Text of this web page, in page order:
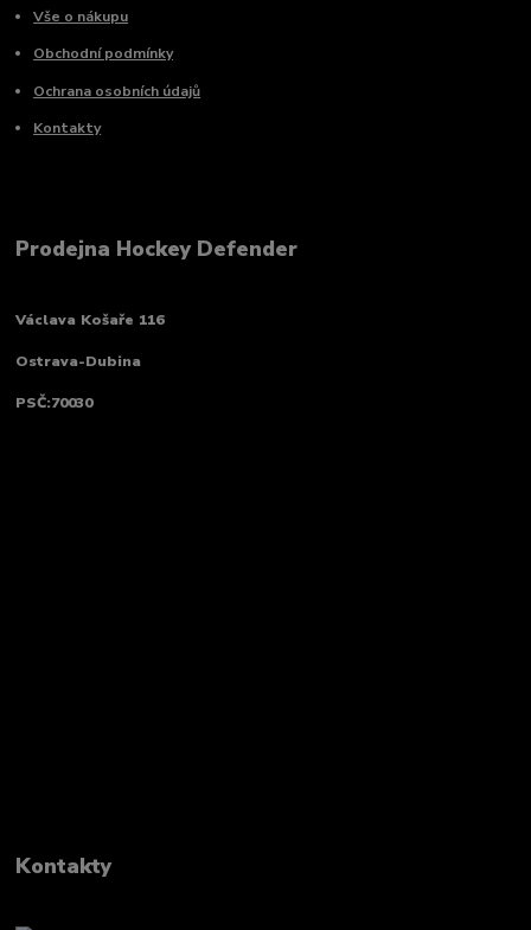
Vše o nákupu
Obchodní podmínky
Ochrana osobních údajů
Kontakty
Prodejna Hockey Defender
Václava Košaře 116
Ostrava-Dubina
PSČ:70030
Kontakty